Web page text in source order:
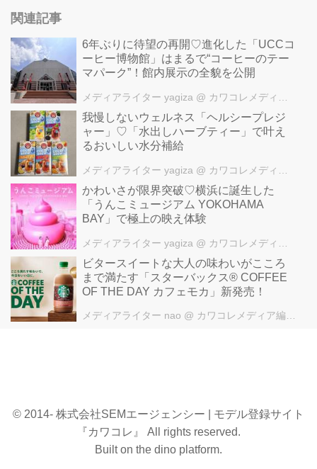
関連記事
6年ぶりに待望の再開♡進化した「UCCコ
ーヒー博物館」はまるで“コーヒーのテー
マパーク”！館内展示の全貌を公開
メディアライター yagiza @ カワコレメディア編集部
我慢しないウェルネス「ヘルシープレジ
ャー」♡「水出しハーブティー」で叶え
るおいしい水分補給
メディアライター yagiza @ カワコレメディア編集部
かわいさが限界突破♡横浜に誕生した
「うんこミュージアム YOKOHAMA
BAY」で極上の映え体験
メディアライター yagiza @ カワコレメディア編集部
ビタースイートな大人の味わいがこころ
まで満たす「スターバックス® COFFEE
OF THE DAY カフェモカ」新発売！
メディアライター nao @ カワコレメディア編集部
© 2014- 株式会社SEMエージェンシー | モデル登録サイト
『カワコレ』 All rights reserved.
Built on the dino platform.